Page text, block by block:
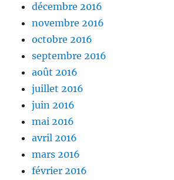
décembre 2016
novembre 2016
octobre 2016
septembre 2016
août 2016
juillet 2016
juin 2016
mai 2016
avril 2016
mars 2016
février 2016